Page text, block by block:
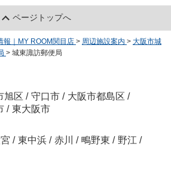
ページトップへ
報｜MY ROOM関目店 > 周辺施設案内 > 大阪市城
> 城東諏訪郵便局
旭区 / 守口市 / 大阪市都島区 /
/ 東大阪市
/ 東中浜 / 赤川 / 鴫野東 / 野江 /